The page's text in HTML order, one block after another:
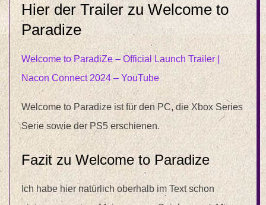
Hier der Trailer zu Welcome to
Paradize
Welcome to ParadiZe – Official Launch Trailer |
Nacon Connect 2024 – YouTube
Welcome to Paradize ist für den PC, die Xbox Series
Serie sowie der PS5 erschienen.
Fazit zu Welcome to Paradize
Ich habe hier natürlich oberhalb im Text schon